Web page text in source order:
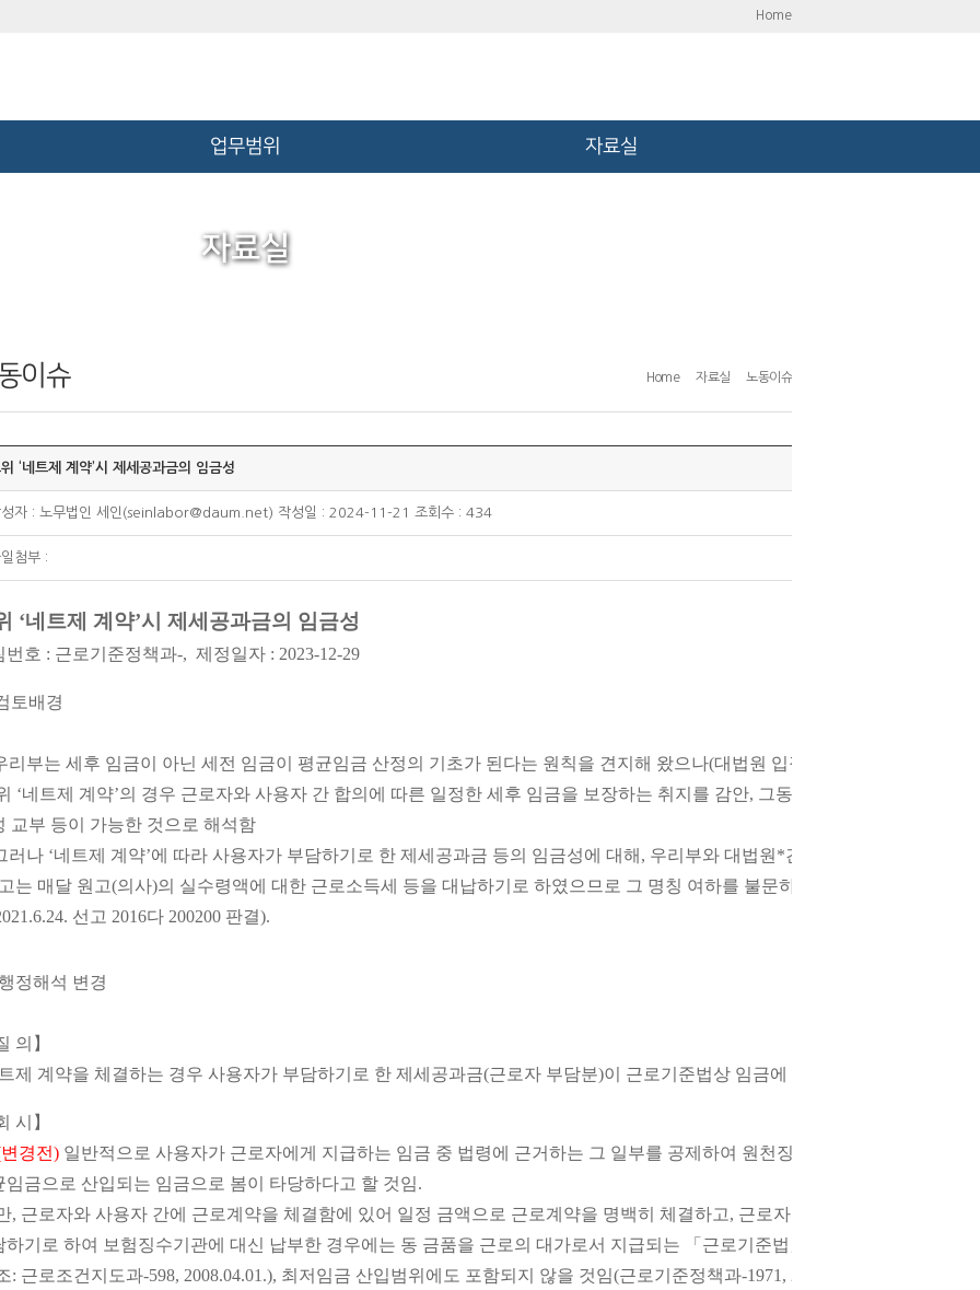
Home
업무범위 자료실
자료실
이슈 Home 자료실 노동이슈
‘네트제 계약’시 제세공과금의 임금성
성자 : 노무법인 세인(seinlabor@daum.net) 작성일 : 2024-11-21 조회수 : 434
첨부 :
‘네트제 계약’시 제세공과금의 임금성
번호 : 근로기준정책과-, 제정일자 : 2023-12-29
토배경
부는 세후 임금이 아닌 세전 임금이 평균임금 산정의 기초가 된다는 원칙을 견지해 왔으나(대법원 입장과 동일),
‘네트제 계약’의 경우 근로자와 사용자 간 합의에 따른 일정한 세후 임금을 보장하는 취지를 감안, 그동안 이를 기준으로 평균
교부 등이 가능한 것으로 해석함
나 ‘네트제 계약’에 따라 사용자가 부담하기로 한 제세공과금 등의 임금성에 대해, 우리부와 대법원*간 입장 차이로 현장에서
는 매달 원고(의사)의 실수령액에 대한 근로소득세 등을 대납하기로 하였으므로 그 명칭 여하를 불문하고 대납하기로 한 근로
선고 2016다 200200 판결).
정해석 변경
의】
제 계약을 체결하는 경우 사용자가 부담하기로 한 제세공과금(근로자 부담분)이 근로기준법상 임금에 해당하는지
시】
경전) 일반적으로 사용자가 근로자에게 지급하는 임금 중 법령에 근거하는 그 일부를 공제하여 원천징수하는 경우에는 원칙
임금으로 산입되는 임금으로 봄이 타당하다고 할 것임.
, 근로자와 사용자 간에 근로계약을 체결함에 있어 일정 금액으로 근로계약을 명백히 체결하고, 근로자에게 의무가 부여된 사
하기로 하여 보험징수기관에 대신 납부한 경우에는 동 금품을 근로의 대가로서 지급되는 「근로기준법」상 임금으로 보기는
: 근로조건지도과-598, 2008.04.01.), 최저임금 산입범위에도 포함되지 않을 것임(근로기준정책과-1971, 2022.6.24.).